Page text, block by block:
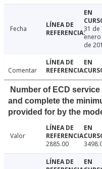
Fecha
31 de
enero
de
Comentar
Number of ECD
and complete the
provided for by the
Valor
2885.00